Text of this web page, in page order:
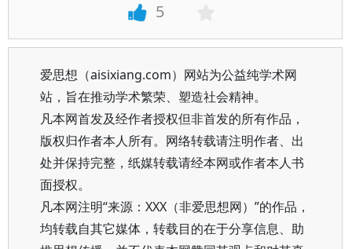
5
爱思想（aisixiang.com）网站为公益纯学术网
站，旨在推动学术繁荣、塑造社会精神。
凡本网首发及经作者授权但非首发的所有作品，
版权归作者本人所有。网络转载请注明作者、出
处并保持完整，纸媒转载请经本网或作者本人书
面授权。
凡本网注明“来源：XXX（非爱思想网）”的作品，
均转载自其它媒体，转载目的在于分享信息、助